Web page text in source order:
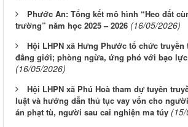
Phước An: Tổng kết mô hình “Heo đất
trường” năm học 2025 – 2026 (16/05/2026)
Hội LHPN xã Hưng Phước tổ chức
đẳng giới; phòng ngừa, ứng phó với bạo
(16/05/2026)
Hội LHPN xã Phú Hoà tham dự tuyên
luật và hướng dẫn thủ tục vay vốn cho
án phạt tù, người sau cai nghiện ma túy